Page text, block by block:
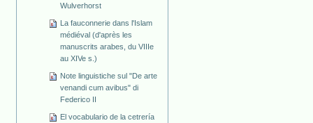
Wulverhorst
La fauconnerie dans l'Islam
médiéval (d'après les
manuscrits arabes, du VIIIe
au XIVe s.)
Note linguistiche sul "De arte
venandi cum avibus" di
Federico II
El vocabulario de la cetrería